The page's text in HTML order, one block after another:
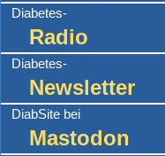
Diabetes-
Radio
Diabetes-
Newsletter
DiabSite bei
Mastodon